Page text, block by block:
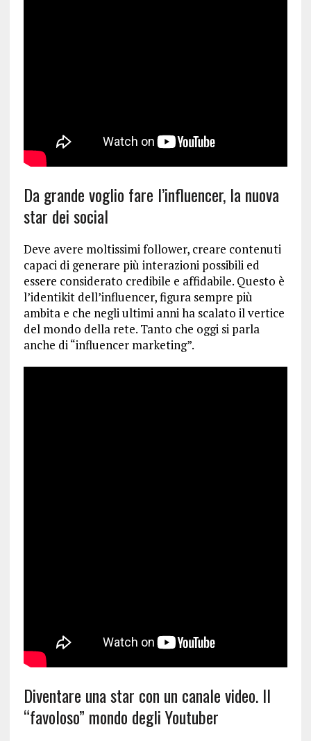
Da grande voglio fare l’influencer, la nuova
star dei social
Deve avere moltissimi follower, creare contenuti
capaci di generare più interazioni possibili ed
essere considerato credibile e affidabile. Questo è
l’identikit dell’influencer, figura sempre più
ambita e che negli ultimi anni ha scalato il vertice
del mondo della rete. Tanto che oggi si parla
anche di “influencer marketing”.
Diventare una star con un canale video. Il
“favoloso” mondo degli Youtuber